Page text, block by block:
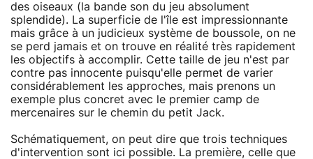
des oiseaux (la bande son du jeu absolument
splendide). La superficie de l'île est impressionnante
mais grâce à un judicieux système de boussole, on ne
se perd jamais et on trouve en réalité très rapidement
les objectifs à accomplir. Cette taille de jeu n'est par
contre pas innocente puisqu'elle permet de varier
considérablement les approches, mais prenons un
exemple plus concret avec le premier camp de
mercenaires sur le chemin du petit Jack.
Schématiquement, on peut dire que trois techniques
d'intervention sont ici possible. La première, celle que